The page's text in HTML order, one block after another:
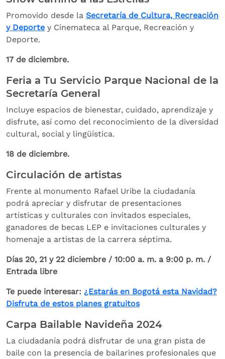
Promovido desde la Secretaría de Cultura, Recreación
y Deporte y Cinemateca al Parque, Recreación y
Deporte.
17 de diciembre.
Feria a Tu Servicio Parque Nacional de la
Secretaría General
Incluye espacios de bienestar, cuidado, aprendizaje y
disfrute, así como del reconocimiento de la diversidad
cultural, social y lingüística.
18 de diciembre.
Circulación de artistas
Frente al monumento Rafael Uribe la ciudadanía
podrá apreciar y disfrutar de presentaciones
artísticas y culturales con invitados especiales,
ganadores de becas LEP e invitaciones culturales y
homenaje a artistas de la carrera séptima.
Días 20, 21 y 22 diciembre / 10:00 a. m. a 9:00 p. m. /
Entrada libre
Te puede interesar: ¿Estarás en Bogotá esta Navidad?
Disfruta de estos planes gratuitos
Carpa Bailable Navideña 2024
La ciudadanía podrá disfrutar de una gran pista de
baile con la presencia de bailarines profesionales que